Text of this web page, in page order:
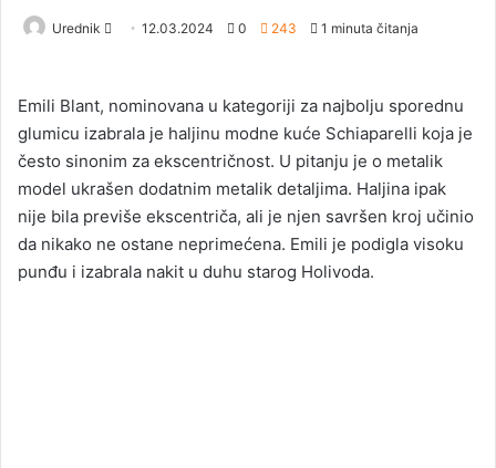
Urednik
d
a
n
e
m
a
i
12.03.2024 0 243 1 minuta čitanja
Emili Blant, nominovana u kategoriji za najbolju sporednu
glumicu izabrala je haljinu modne kuće Schiaparelli koja je
često sinonim za ekscentričnost. U pitanju je o metalik
model ukrašen dodatnim metalik detaljima. Haljina ipak
nije bila previše ekscentriča, ali je njen savršen kroj učinio
da nikako ne ostane neprimećena. Emili je podigla visoku
punđu i izabrala nakit u duhu starog Holivoda.